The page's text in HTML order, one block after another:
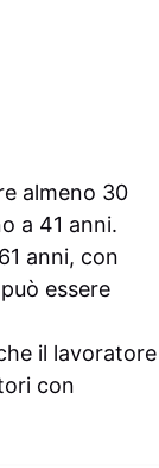
almeno 30
a 41 anni.
anni, con
essere
il lavoratore
con